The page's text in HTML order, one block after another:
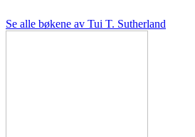
Se alle bøkene av Tui T. Sutherland